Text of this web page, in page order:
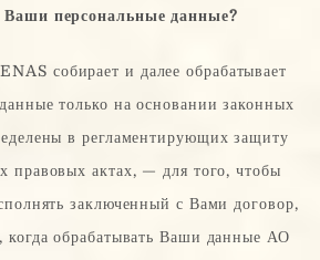
персональные данные?
собирает и далее обрабатывает
только на основании законных
в регламентирующих защиту
правовых актах, — для того, чтобы
заключенный с Вами договор,
обрабатывать Ваши данные АО